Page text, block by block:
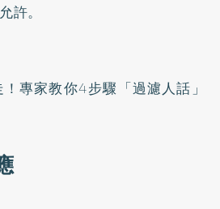
許。
專家教你4步驟「過濾人話」